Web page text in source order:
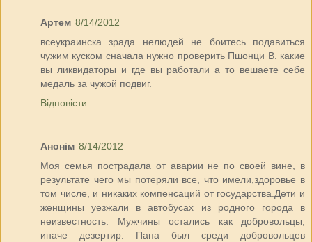
Артем 8/14/2012
всеукраинска зрада нелюдей не боитесь подавиться
чужим куском сначала нужно проверить Пшонци В. какие
вы ликвидаторы и где вы работали а то вешаете себе
медаль за чужой подвиг.
Відповісти
Анонім 8/14/2012
Моя семья пострадала от аварии не по своей вине, в
результате чего мы потеряли все, что имели,здоровье в
том числе, и никаких компенсаций от государства.Дети и
женщины уезжали в автобусах из родного города в
неизвестность. Мужчины остались как добровольцы,
иначе дезертир. Папа был среди добровольцев